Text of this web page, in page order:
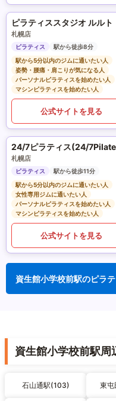
ピラティススタジオ ルルト
札幌店
ピラティス
駅から徒歩8分
駅から5分以内のジムに通いたい人
姿勢・腰痛・肩こりが気になる人
パーソナルピラティスを始めたい人
マシンピラティスを始めたい人
公式サイトを見る
24/7ピラティス(24/
札幌店
ピラティス
駅から徒歩11分
駅から5分以内のジムに通いたい人
女性専用ジムに通いたい人
パーソナルピラティスを始めたい人
マシンピラティスを始めたい人
公式サイトを見る
資生館小学校前駅のピラ
資生館小学校前駅周
石山通駅(103) 東